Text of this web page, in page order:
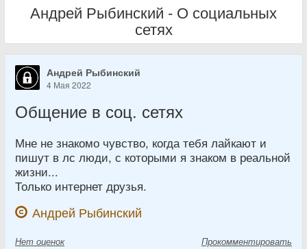
Андрей Рыбинский - О социальных
сетях
Андрей Рыбинский
4 Мая 2022
Общение в соц. сетях
Мне не знакомо чувство, когда тебя лайкают и
пишут в лс люди, с которыми я знаком в реальной
жизни...
Только интернет друзья.
Андрей Рыбинский
Нет оценок Прокомментировать